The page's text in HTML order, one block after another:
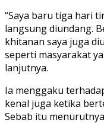
“Saya baru tiga hari
langsung diundang.
khitanan saya juga
seperti masyarakat
lanjutnya.
Ia menggaku
kenal juga ketika
Sebab itu